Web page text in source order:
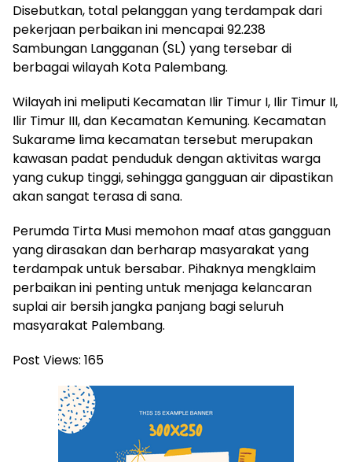
Disebutkan, total pelanggan yang terdampak dari
pekerjaan perbaikan ini mencapai 92.238
Sambungan Langganan (SL) yang tersebar di
berbagai wilayah Kota Palembang.
Wilayah ini meliputi Kecamatan Ilir Timur I, Ilir Timur II,
Ilir Timur III, dan Kecamatan Kemuning. Kecamatan
Sukarame lima kecamatan tersebut merupakan
kawasan padat penduduk dengan aktivitas warga
yang cukup tinggi, sehingga gangguan air dipastikan
akan sangat terasa di sana.
Perumda Tirta Musi memohon maaf atas gangguan
yang dirasakan dan berharap masyarakat yang
terdampak untuk bersabar. Pihaknya mengklaim
perbaikan ini penting untuk menjaga kelancaran
suplai air bersih jangka panjang bagi seluruh
masyarakat Palembang.
Post Views: 165